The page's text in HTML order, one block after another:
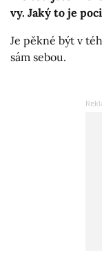
vy. Jaký to je
Je pěkné být v
sám sebou.